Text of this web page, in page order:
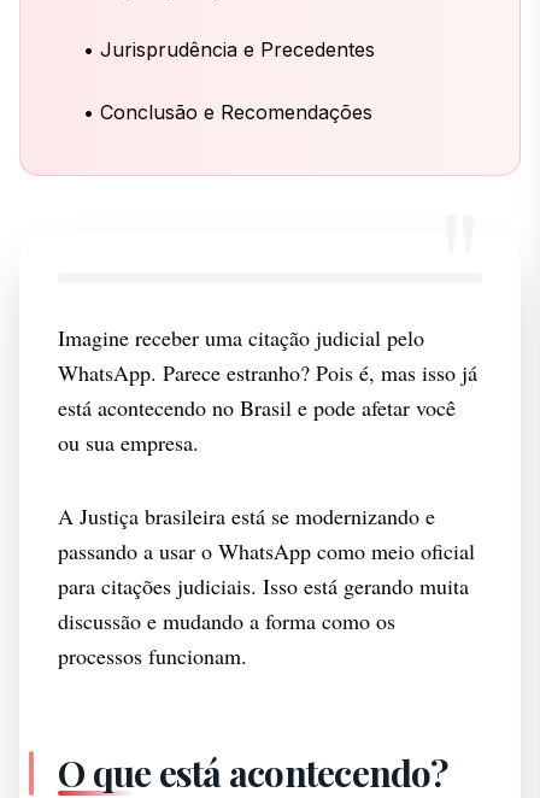
• Jurisprudência e Precedentes
• Conclusão e Recomendações
Imagine receber uma citação judicial pelo
WhatsApp. Parece estranho? Pois é, mas isso já
está acontecendo no Brasil e pode afetar você
ou sua empresa.
A Justiça brasileira está se modernizando e
passando a usar o WhatsApp como meio oficial
para citações judiciais. Isso está gerando muita
discussão e mudando a forma como os
processos funcionam.
O que está acontecendo?